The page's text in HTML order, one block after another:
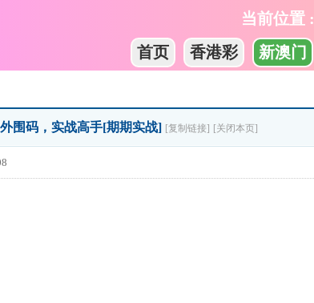
当前位置 :
首页 香港彩 新澳门
外围码，实战高手[期期实战] [复制链接] [关闭本页]